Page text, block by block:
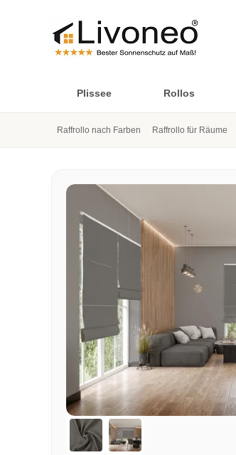
Plissee Rollos
Raffrollo nach Farben Raffrollo für Räume